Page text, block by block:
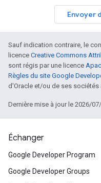
Envoyer
Sauf indication contraire, le
licence Creative Commons
sont régis par une licence
Règles du site Google
d'Oracle et/ou de ses sociétés
Dernière mise à jour le 2026/
Échanger
Google Developer Program
Google Developer Groups